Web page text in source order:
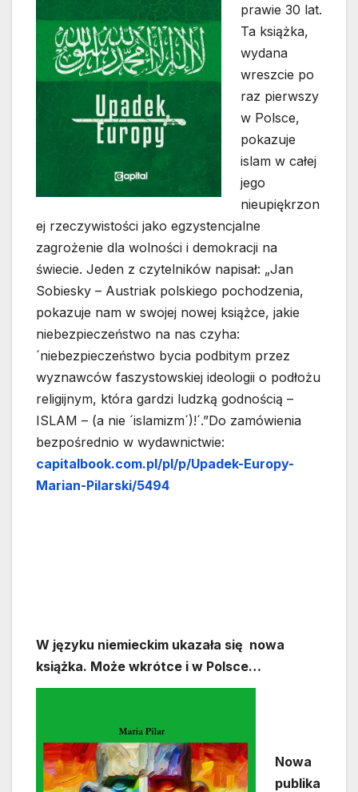
prawie 30 lat.
Ta książka,
wydana
wreszcie po
raz pierwszy
w Polsce,
pokazuje
islam w całej
jego
nieupiękrzon
ej rzeczywistości jako egzystencjalne
zagrożenie dla wolności i demokracji na
świecie. Jeden z czytelników napisał: „Jan
Sobiesky – Austriak polskiego pochodzenia,
pokazuje nam w swojej nowej książce, jakie
niebezpieczeństwo na nas czyha:
´niebezpieczeństwo bycia podbitym przez
wyznawców faszystowskiej ideologii o podłożu
religijnym, która gardzi ludzką godnością –
ISLAM – (a nie ´islamizm´)!´.”Do zamówienia
bezpośrednio w wydawnictwie:
capitalbook.com.pl/pl/p/Upadek-Europy-
Marian-Pilarski/5494
W języku niemieckim ukazała się nowa
książka. Może wkrótce i w Polsce…
Nowa
publika